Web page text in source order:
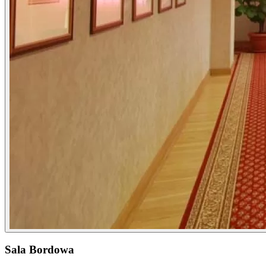
Sala Bordowa